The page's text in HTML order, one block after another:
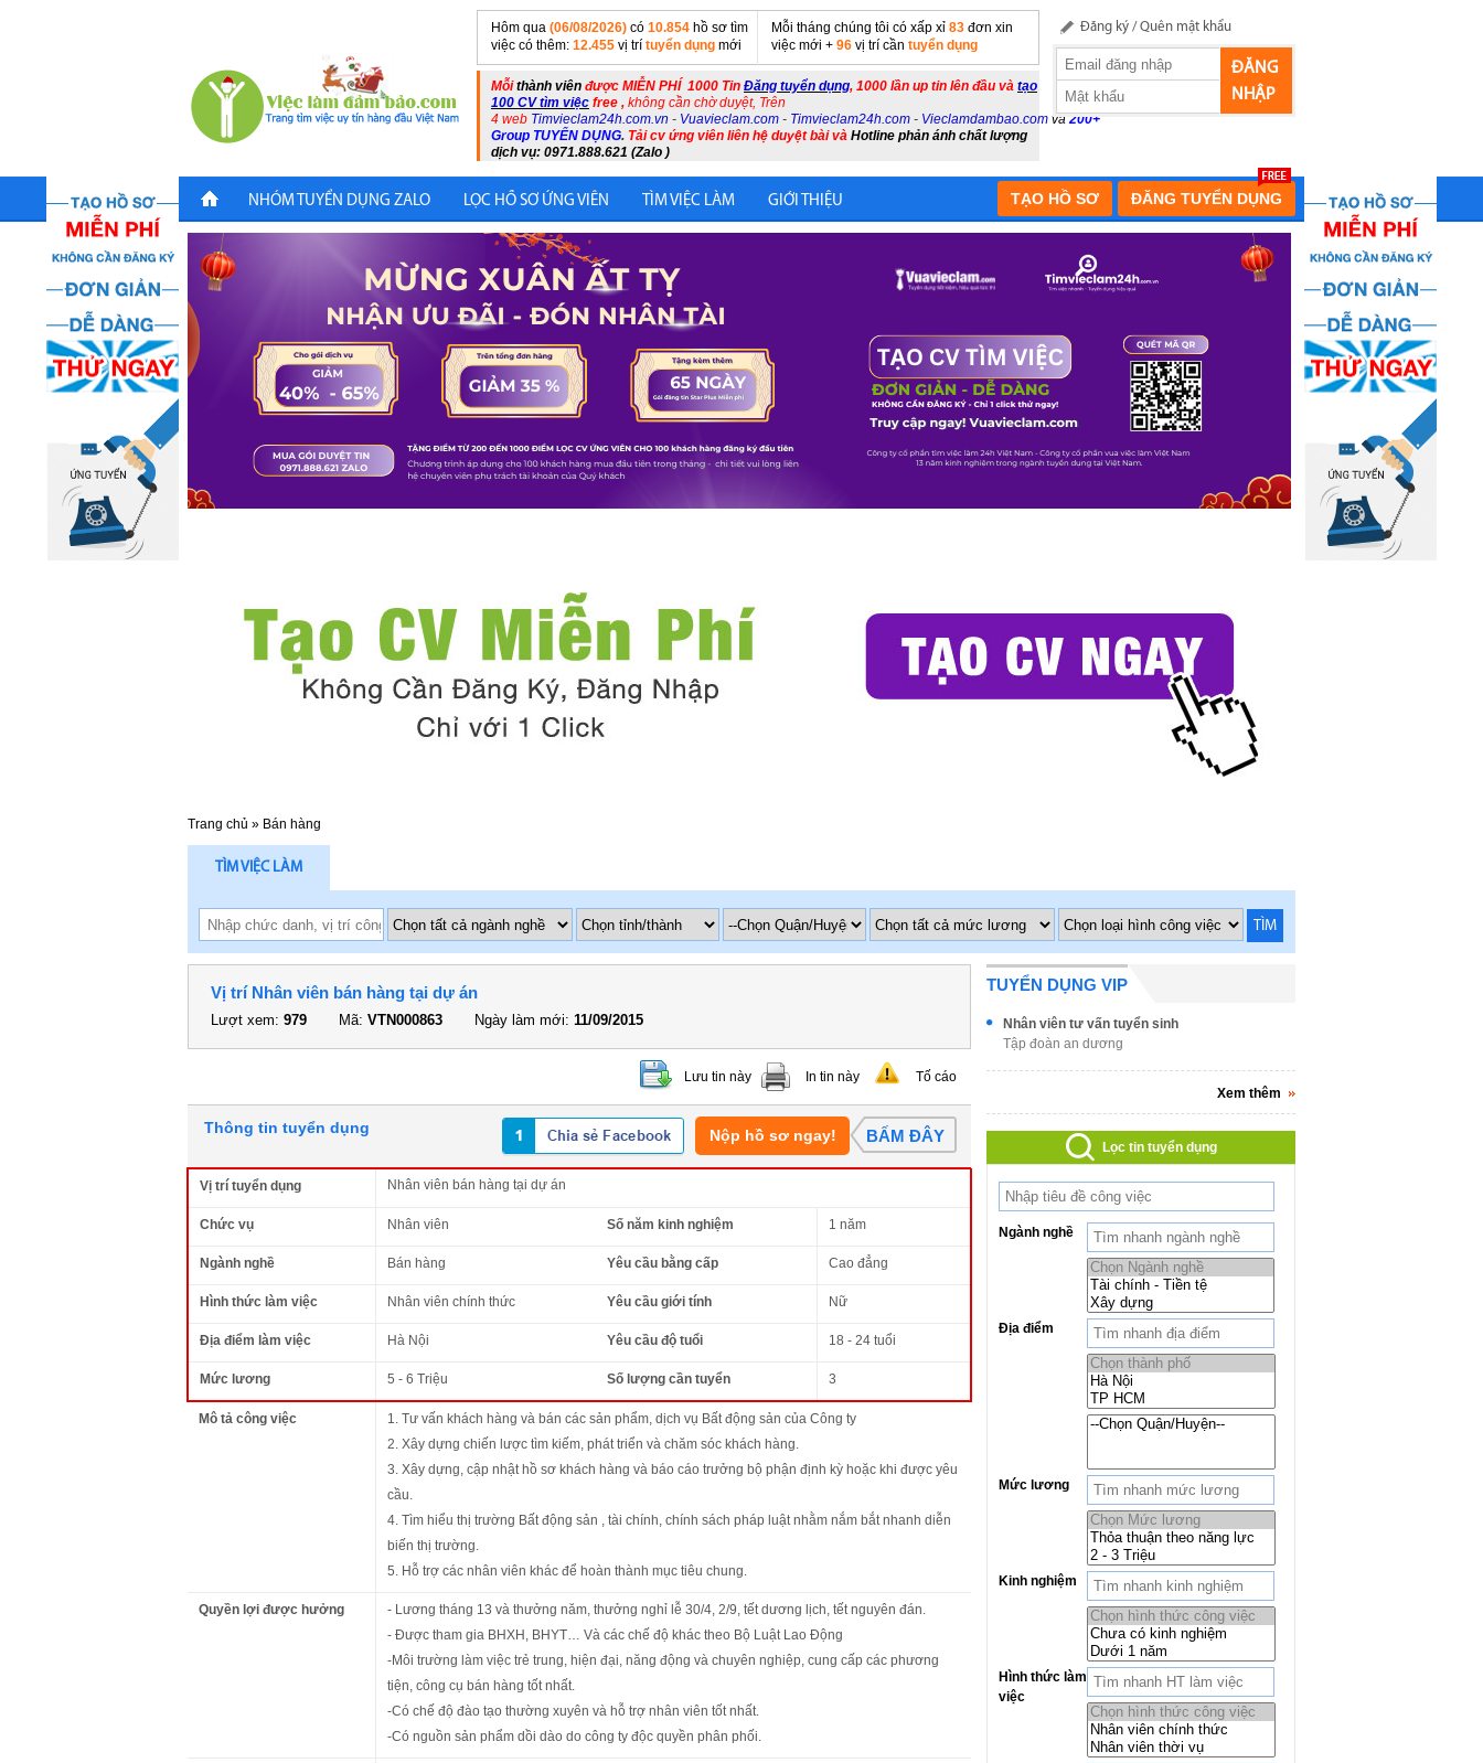
Hôm qua (06/08/2026) có 10.854 hồ sơ tìm
việc có thêm: 12.455 vị trí tuyển dụng mới
Mỗi tháng chúng tôi có xấp xỉ 83 đơn xin
việc mới + 96 vị trí cần tuyển dụng
Mỗithành viên được MIỄN PHÍ 1000 Tin Đăng tuyển dụng, 1000 lần up tin lên đầu và tạo
100 CV tìm việc free , không cần chờ duyệt, Trên
4 web Timvieclam24h.com.vn - Vuavieclam.com - Timvieclam24h.com - Vieclamdambao.com và 200+
Group TUYỂN DỤNG. Tải cv ứng viên liên hệ duyệt bài và Hotline phản ánh chất lượng
dịch vụ: 0971.888.621 (Zalo )
Đăng ký /Quên mật khẩu
ĐĂNG
NHẬP
NHÓM TUYỂN DỤNG ZALO LỌC HỒ SƠ ỨNG VIÊN TÌM VIỆC LÀM GIỚI THIỆU ĐĂNG TUYỂN DỤNG
TẠO HỒ SƠ
Trang chủ » Bán hàng
TÌM VIỆC LÀM
TÌM
Vị trí Nhân viên bán hàng tại dự án
Lượt xem: 979 Mã: VTN000863 Ngày làm mới: 11/09/2015
Lưu tin này In tin này Tố cáo
Thông tin tuyển dụng Nộp hồ sơ ngay! BẤM ĐÂY
Vị trí tuyển dụng Nhân viên bán hàng tại dự án
Chức vụ Nhân viên Số năm kinh nghiệm 1 năm
Ngành nghề Bán hàng Yêu cầu bằng cấp Cao đẳng
Hình thức làm việc Nhân viên chính thức Yêu cầu giới tính Nữ
Địa điểm làm việc Hà Nội Yêu cầu độ tuổi 18 - 24 tuổi
Mức lương 5 - 6 Triệu Số lượng cần tuyển 3
Mô tả công việc
1. Tư vấn khách hàng và bán các sản phẩm, dịch vụ Bất động sản của Công ty
2. Xây dựng chiến lược tìm kiếm, phát triển và chăm sóc khách hàng.
3. Xây dựng, cập nhật hồ sơ khách hàng và báo cáo trưởng bộ phận định kỳ hoặc khi được yêu
cầu.
4. Tìm hiểu thị trường Bất động sản , tài chính, chính sách pháp luật nhằm nắm bắt nhanh diễn
biến thị trường.
5. Hỗ trợ các nhân viên khác để hoàn thành mục tiêu chung.
Quyền lợi được hưởng
- Lương tháng 13 và thưởng năm, thưởng nghỉ lễ 30/4, 2/9, tết dương lịch, tết nguyên đán.
- Được tham gia BHXH, BHYT… Và các chế độ khác theo Bộ Luật Lao Động
-Môi trường làm việc trẻ trung, hiện đại, năng động và chuyên nghiệp, cung cấp các phương
tiện, công cụ bán hàng tốt nhất.
-Có chế độ đào tạo thường xuyên và hỗ trợ nhân viên tốt nhất.
-Có nguồn sản phẩm dồi dào do công ty độc quyền phân phối.
TUYỂN DỤNG VIP
Nhân viên tư vấn tuyển sinh
Tập đoàn an dương
Xem thêm
Lọc tin tuyển dụng
Ngành nghề
Địa điểm
Mức lương
Kinh nghiệm
Hình thức làm
việc